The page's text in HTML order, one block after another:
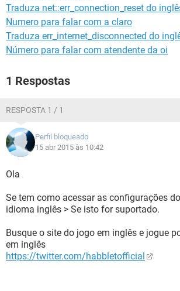
Traduza net::err_connection_reset do
Numero para falar com a claro
Traduza err_internet_disconnected do
Número para falar com atendente da oi
1 Respostas
RESPOSTA 1 / 1
Perfil bloqueado
15 abr 2015 às 10:42
Ola
Se tem como acessar as configurações
idioma inglês > Se isto for suportado.
Busque o site do jogo em inglês e jogue
em inglês
https://twitter.com/habbletofficial